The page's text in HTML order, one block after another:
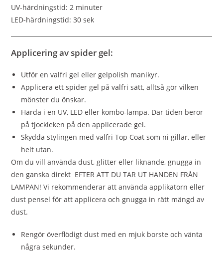
UV-härdningstid: 2 minuter
LED-härdningstid: 30 sek
Applicering av spider gel:
Utför en valfri gel eller gelpolish manikyr.
Applicera ett spider gel på valfri sätt, alltså gör vilken
mönster du önskar.
Härda i en UV, LED eller kombo-lampa. Där tiden beror
på tjockleken på den applicerade gel.
Skydda stylingen med valfri Top Coat som ni gillar, eller
helt utan.
Om du vill använda dust, glitter eller liknande, gnugga in
den ganska direkt EFTER ATT DU TAR UT HANDEN FRÅN
LAMPAN! Vi rekommenderar att använda applikatorn eller
dust pensel för att applicera och gnugga in rätt mängd av
dust.
Rengör överflödigt dust med en mjuk borste och vänta
några sekunder.